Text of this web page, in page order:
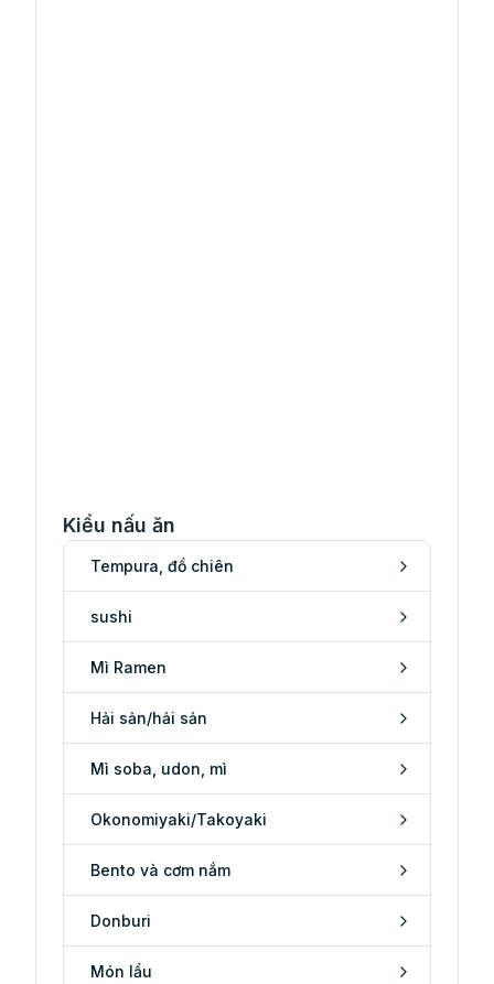
Kiểu nấu ăn
Tempura, đồ chiên
sushi
Mì Ramen
Hải sản/hải sản
Mì soba, udon, mì
Okonomiyaki/Takoyaki
Bento và cơm nắm
Donburi
Món lẩu